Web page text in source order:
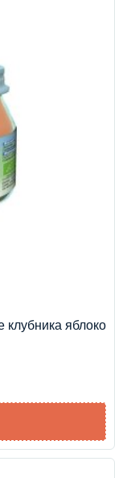
яблоко